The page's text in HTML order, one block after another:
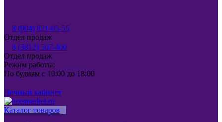
8 (904) 821-05-55
Отдел продаж
8 (3812) 507-400
Отдел продаж
Режим работы:
По будням с 10:00 до 18:00
Личный кабинет
Каталог товаров